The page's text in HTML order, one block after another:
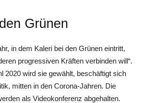
Grünen
in dem Kaleri bei den Grünen eintritt,
progressiven Kräften verbinden will“.
2020 wird sie gewählt, beschäftigt sich
mitten in den Corona-Jahren. Die
als Videokonferenz abgehalten.